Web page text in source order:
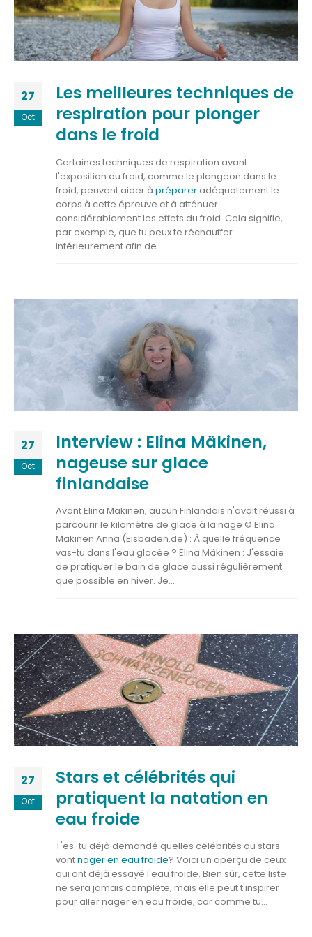
27
Oct
Les meilleures techniques de
respiration pour plonger
dans le froid
Certaines techniques de respiration avant
l'exposition au froid, comme le plongeon dans le
froid, peuvent aider à préparer adéquatement le
corps à cette épreuve et à atténuer
considérablement les effets du froid. Cela signifie,
par exemple, que tu peux te réchauffer
intérieurement afin de...
27
Oct
Interview : Elina Mäkinen,
nageuse sur glace
finlandaise
Avant Elina Mäkinen, aucun Finlandais n'avait réussi à
parcourir le kilomètre de glace à la nage © Elina
Mäkinen Anna (Eisbaden.de) : À quelle fréquence
vas-tu dans l'eau glacée ? Elina Mäkinen : J'essaie
de pratiquer le bain de glace aussi régulièrement
que possible en hiver. Je...
27
Oct
Stars et célébrités qui
pratiquent la natation en
eau froide
T'es-tu déjà demandé quelles célébrités ou stars
vontnager en eau froide? Voici un aperçu de ceux
qui ont déjà essayé l'eau froide. Bien sûr, cette liste
ne sera jamais complète, mais elle peut t'inspirer
pour aller nager en eau froide, car comme tu...